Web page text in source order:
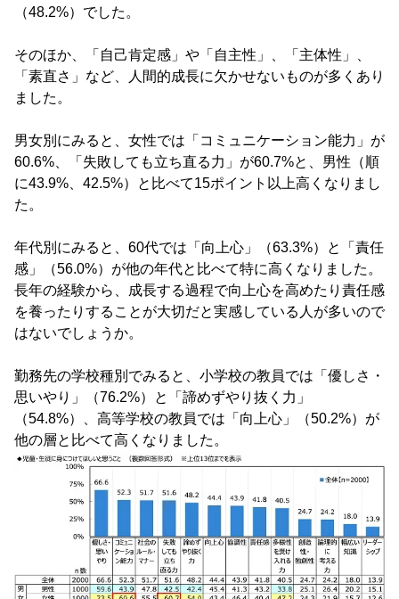
（48.2%）でした。
そのほか、「自己肯定感」や「自主性」、「主体性」、
「素直さ」など、人間的成長に欠かせないものが多くあり
ました。
男女別にみると、女性では「コミュニケーション能力」が
60.6%、「失敗しても立ち直る力」が60.7%と、男性（順
に43.9%、42.5%）と比べて15ポイント以上高くなりまし
た。
年代別にみると、60代では「向上心」（63.3%）と「責任
感」（56.0%）が他の年代と比べて特に高くなりました。
長年の経験から、成長する過程で向上心を高めたり責任感
を養ったりすることが大切だと実感している人が多いので
はないでしょうか。
勤務先の学校種別でみると、小学校の教員では「優しさ・
思いやり」（76.2%）と「諦めずやり抜く力」
（54.8%）、高等学校の教員では「向上心」（50.2%）が
他の層と比べて高くなりました。